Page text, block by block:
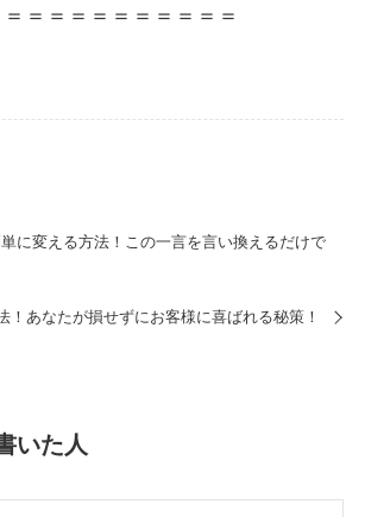
＝＝＝＝＝＝＝＝＝＝
に変える方法！この一言を言い換えるだけで
！あなたが損せずにお客様に喜ばれる秘策！
いた人